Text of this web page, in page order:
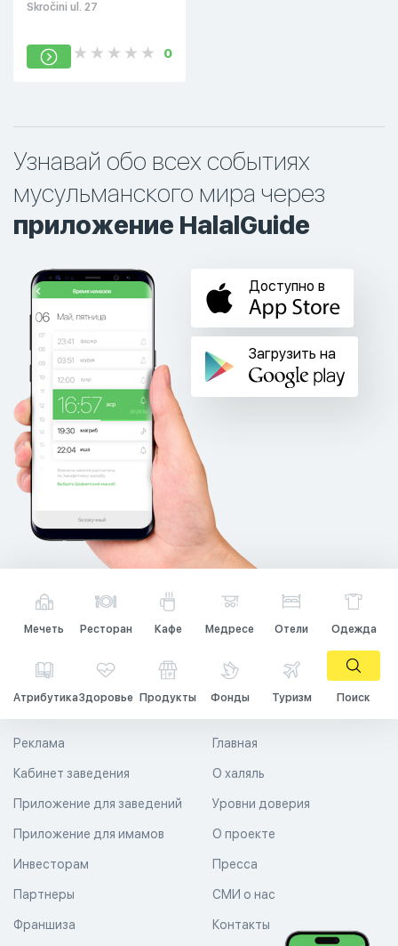
Skročini ul. 27
0
Узнавай обо всех событиях
мусульманского мира через
приложение HalalGuide
Доступно в
Загрузить на
Мечеть Ресторан Кафе Медресе Отели Одежда
АтрибутикаЗдоровье Продукты Фонды Туризм Поиск
Главная
О халяль
Уровни доверия
Реклама
Кабинет заведения
Приложение для заведений
Приложение для имамов О проекте
Пресса
СМИ о нас
Контакты
Инвесторам
Партнеры
Франшиза